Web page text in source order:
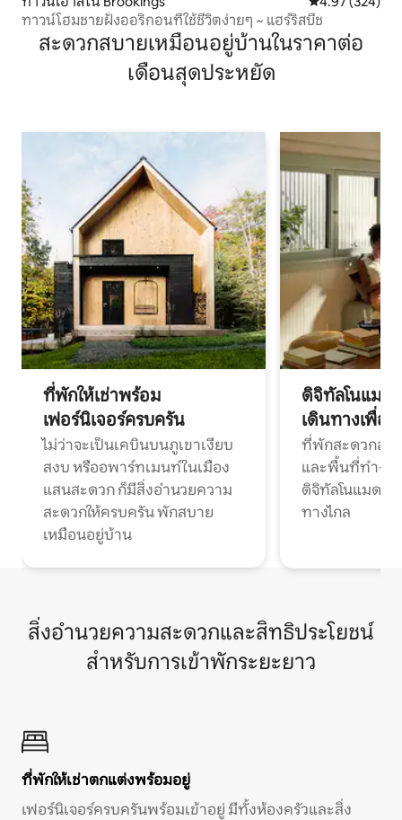
ทาวน์โฮมชายฝั่งออริกอนที่ใช้ชีวิตง่ายๆ ~ แฮร์ริสบีช
สะดวกสบายเหมือนอยู่บ้านในราคาต่อ
เดือนสุดประหยัด
ที่พักให้เช่าพร้อม
เฟอร์นิเจอร์ครบครัน
ไม่ว่าจะเป็นเคบินบนภูเขาเงียบ
สงบ หรืออพาร์ทเมนท์ในเมือง
แสนสะดวก ก็มีสิ่งอำนวยความ
สะดวกให้ครบครัน พักสบาย
เหมือนอยู่บ้าน
ดิจิทัลโนแมด
เดินทางเพื่อ
ที่พักสะดวกสบ
และพื้นที่ทำงา
ดิจิทัลโนแมดแ
ทางไกล
สิ่งอำนวยความสะดวกและสิทธิประโยชน์
สำหรับการเข้าพักระยะยาว
ที่พักให้เช่าตกแต่งพร้อมอยู่
เฟอร์นิเจอร์ครบครันพร้อมเข้าอยู่ มีทั้งห้องครัวและสิ่ง